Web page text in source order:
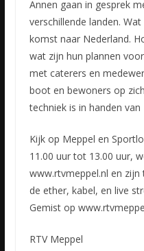
Annen gaan in gesprek
verschillende landen.
komst naar Nederland.
wat zijn hun plannen
met caterers en
boot en bewoners op
techniek is in handen
Kijk op Meppel en
11.00 uur tot 13.00 uur,
www.rtvmeppel.nl en
de ether, kabel, en live
Gemist op
RTV Meppel